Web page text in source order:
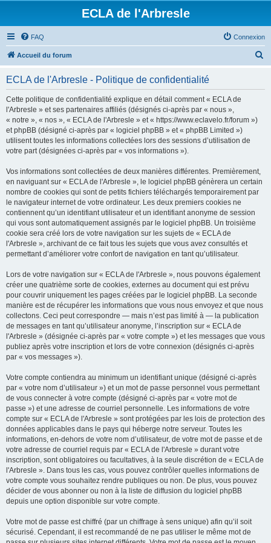
ECLA de l'Arbresle
FAQ Connexion
Accueil du forum
ECLA de l'Arbresle - Politique de confidentialité
Cette politique de confidentialité explique en détail comment « ECLA de
l'Arbresle » et ses partenaires affiliés (désignés ci-après par « nous »,
« notre », « nos », « ECLA de l'Arbresle » et « https://www.eclavelo.fr/forum »)
et phpBB (désigné ci-après par « logiciel phpBB » et « phpBB Limited »)
utilisent toutes les informations collectées lors des sessions d’utilisation de
votre part (désignées ci-après par « vos informations »).
Vos informations sont collectées de deux manières différentes. Premièrement,
en naviguant sur « ECLA de l'Arbresle », le logiciel phpBB génèrera un certain
nombre de cookies qui sont de petits fichiers téléchargés temporairement par
le navigateur internet de votre ordinateur. Les deux premiers cookies ne
contiennent qu’un identifiant utilisateur et un identifiant anonyme de session
qui vous sont automatiquement assignés par le logiciel phpBB. Un troisième
cookie sera créé lors de votre navigation sur les sujets de « ECLA de
l'Arbresle », archivant de ce fait tous les sujets que vous avez consultés et
permettant d’améliorer votre confort de navigation en tant qu’utilisateur.
Lors de votre navigation sur « ECLA de l'Arbresle », nous pouvons également
créer une quatrième sorte de cookies, externes au document qui est prévu
pour couvrir uniquement les pages créées par le logiciel phpBB. La seconde
manière est de récupérer les informations que vous nous envoyez et que nous
collectons. Ceci peut correspondre — mais n’est pas limité à — la publication
de messages en tant qu’utilisateur anonyme, l’inscription sur « ECLA de
l'Arbresle » (désignée ci-après par « votre compte ») et les messages que vous
publiez après votre inscription et lors de votre connexion (désignés ci-après
par « vos messages »).
Votre compte contiendra au minimum un identifiant unique (désigné ci-après
par « votre nom d’utilisateur ») et un mot de passe personnel vous permettant
de vous connecter à votre compte (désigné ci-après par « votre mot de
passe ») et une adresse de courriel personnelle. Les informations de votre
compte sur « ECLA de l'Arbresle » sont protégées par les lois de protection des
données applicables dans le pays qui héberge notre serveur. Toutes les
informations, en-dehors de votre nom d’utilisateur, de votre mot de passe et de
votre adresse de courriel requis par « ECLA de l'Arbresle » durant votre
inscription, sont obligatoires ou facultatives, à la seule discrétion de « ECLA de
l'Arbresle ». Dans tous les cas, vous pouvez contrôler quelles informations de
votre compte vous souhaitez rendre publiques ou non. De plus, vous pouvez
décider de vous abonner ou non à la liste de diffusion du logiciel phpBB
depuis une option disponible sur votre compte.
Votre mot de passe est chiffré (par un chiffrage à sens unique) afin qu’il soit
sécurisé. Cependant, il est recommandé de ne pas utiliser le même mot de